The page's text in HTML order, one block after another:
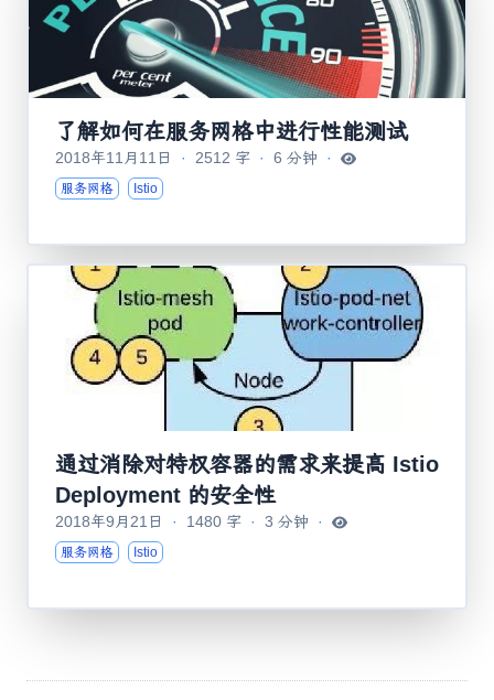
了解如何在服务网格中进行性能测试
2018年11月11日 · 2512 字 · 6 分钟 ·
服务网格 Istio
通过消除对特权容器的需求来提高 Istio
Deployment 的安全性
2018年9月21日 · 1480 字 · 3 分钟 ·
服务网格 Istio